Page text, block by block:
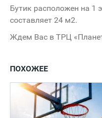
Бутик расположен на 1
составляет 24 м2.
Ждем Вас в ТРЦ
ПОХОЖЕЕ